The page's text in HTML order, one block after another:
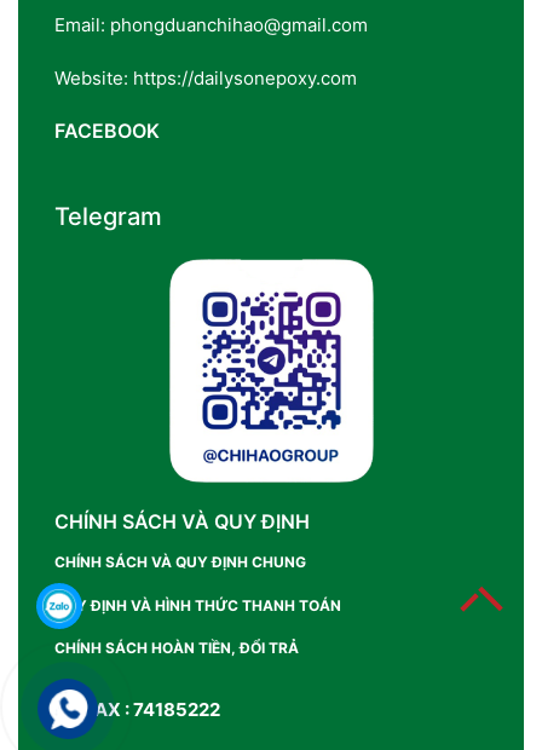
Email: phongduanchihao@gmail.com
Website: https://dailysonepoxy.com
FACEBOOK
Telegram
CHÍNH SÁCH VÀ QUY ĐỊNH
CHÍNH SÁCH VÀ QUY ĐỊNH CHUNG
QUY ĐỊNH VÀ HÌNH THỨC THANH TOÁN
CHÍNH SÁCH HOÀN TIỀN, ĐỔI TRẢ
SỐ FAX : 74185222